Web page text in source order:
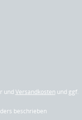
und Versandkosten und ggf.
beschrieben